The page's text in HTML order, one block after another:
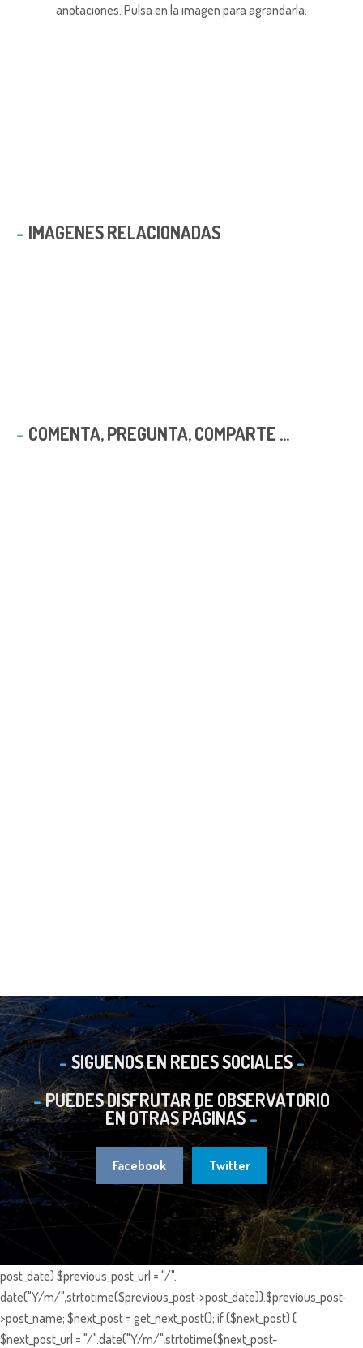
anotaciones. Pulsa en la imagen para agrandarla.
IMAGENES RELACIONADAS
COMENTA, PREGUNTA, COMPARTE ...
SIGUENOS EN REDES SOCIALES
PUEDES DISFRUTAR DE OBSERVATORIO
EN OTRAS PÁGINAS
Facebook Twitter
post_date) $previous_post_url = "/".
date("Y/m/",strtotime($previous_post->post_date)).$previous_post-
>post_name; $next_post = get_next_post(); if ($next_post) {
$next_post_url = "/".date("Y/m/",strtotime($next_post-